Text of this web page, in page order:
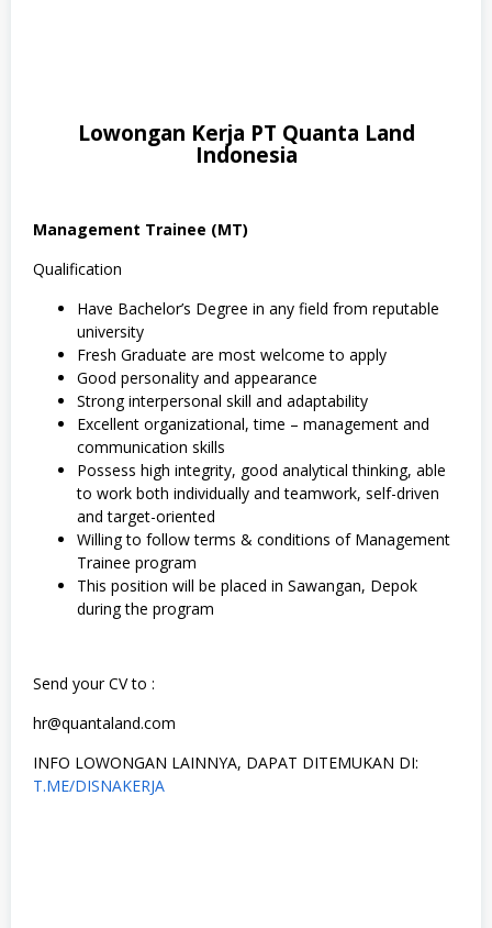
Lowongan Kerja PT Quanta Land
Indonesia
Management Trainee (MT)
Qualification
Have Bachelor’s Degree in any field from reputable
university
Fresh Graduate are most welcome to apply
Good personality and appearance
Strong interpersonal skill and adaptability
Excellent organizational, time – management and
communication skills
Possess high integrity, good analytical thinking, able
to work both individually and teamwork, self-driven
and target-oriented
Willing to follow terms & conditions of Management
Trainee program
This position will be placed in Sawangan, Depok
during the program
Send your CV to :
hr@quantaland.com
INFO LOWONGAN LAINNYA, DAPAT DITEMUKAN DI:
T.ME/DISNAKERJA